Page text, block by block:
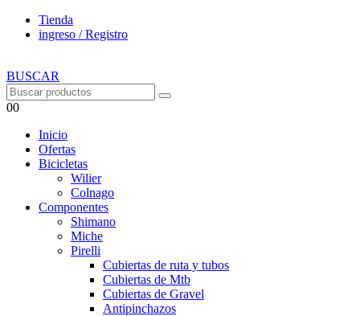
Tienda
ingreso / Registro
BUSCAR
00
Inicio
Ofertas
Bicicletas
Wilier
Colnago
Componentes
Shimano
Miche
Pirelli
Cubiertas de ruta y tubos
Cubiertas de Mtb
Cubiertas de Gravel
Antipinchazos